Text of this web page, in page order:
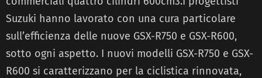
Suzuki hanno lavorato con una cura particolare
sull’efficienza delle nuove GSX-R750 e GSX-R600,
sotto ogni aspetto. I nuovi modelli GSX-R750 e GSX-
R600 si caratterizzano per la ciclistica rinnovata,